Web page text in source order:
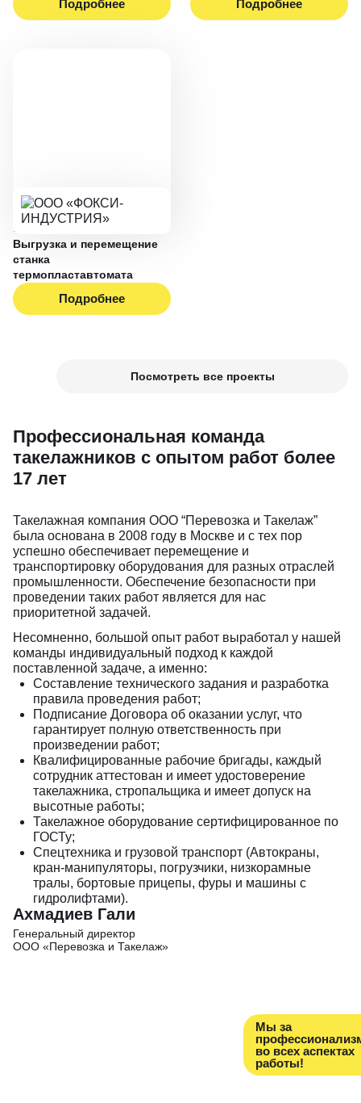
Подробнее Подробнее
17.11.2022
Выгрузка и перемещение
станка
термопластавтомата
Подробнее
Посмотреть все проекты
Профессиональная команда
такелажников с опытом работ более
17 лет
Такелажная компания ООО “Перевозка и Такелаж”
была основана в 2008 году в Москве и с тех пор
успешно обеспечивает перемещение и
транспортировку оборудования для разных отраслей
промышленности. Обеспечение безопасности при
проведении таких работ является для нас
приоритетной задачей.
Несомненно, большой опыт работ выработал у нашей
команды индивидуальный подход к каждой
поставленной задаче, а именно:
Составление технического задания и разработка
правила проведения работ;
Подписание Договора об оказании услуг, что
гарантирует полную ответственность при
произведении работ;
Квалифицированные рабочие бригады, каждый
сотрудник аттестован и имеет удостоверение
такелажника, стропальщика и имеет допуск на
высотные работы;
Такелажное оборудование сертифицированное по
ГОСТу;
Спецтехника и грузовой транспорт (Автокраны,
кран-манипуляторы, погрузчики, низкорамные
тралы, бортовые прицепы, фуры и машины с
гидролифтами).
Мы за
во всех аспектах
работы!
Ахм адиев Гали
Генеральный дирек тор
ООО «Перевозка и Такелаж»